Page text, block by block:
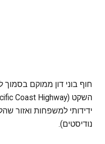
חוף בוני דון ממוקם בסמוך
ידידותי למשפחות ואזור
נודיסטים).